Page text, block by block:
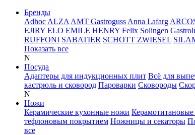
Бренды
Adhoc ALZA AMT Gastroguss Anna Lafarg
EJIRY ELO EMILE HENRY Felix Solingen
RUFFONI SABATIER SCHOTT ZWIESEL
Показать все
N
Посуда
Адаптеры для индукционных плит Всё для
кастрюль и сковород Пароварки Сковороды
N
Ножи
Керамические кухонные ножи
тефлоновым покрытием Ножницы и секаторы
все